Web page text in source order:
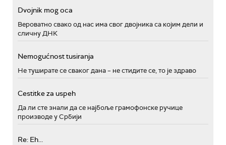
Dvojnik mog oca
Вероватно свако од нас има свог двојника са којим дели и
сличну ДНК
Nemogućnost tusiranja
Не туширате се сваког дана – не стидите се, то је здраво
Cestitke za uspeh
Да ли сте знали да се најбоље грамофонске ручице
производе у Србији
Re: Eh...